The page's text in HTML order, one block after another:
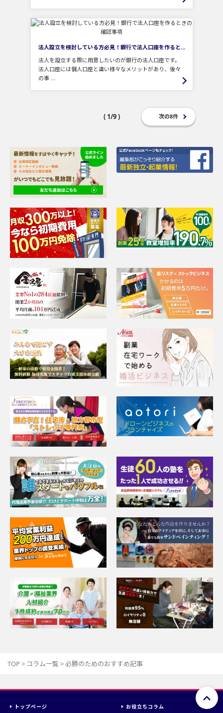
法人設立を検討している方必見！銀行で法人口座を作るときの確認事項
法人を設立する際に用意したいのが銀行の法人口座です。
法人口座には個人口座と違い様々なメリットがあり、後々
の事 ...
次の8件
( 1/9 )
TOP > コラム一覧 >必勝のためのおすすめ記事
トップページ
お役立ちコラム